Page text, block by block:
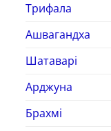
Трифала
Ашвагандха
Шатаварі
Арджуна
Брахмі